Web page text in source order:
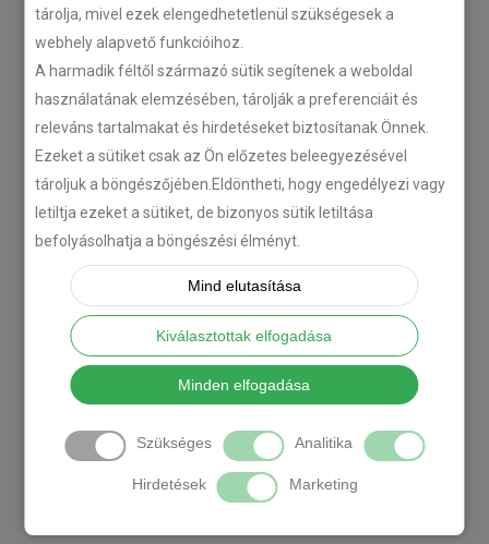
tárolja, mivel ezek elengedhetetlenül szükségesek a
webhely alapvető funkcióihoz.
A harmadik féltől származó sütik segítenek a weboldal
használatának elemzésében, tárolják a preferenciáit és
releváns tartalmakat és hirdetéseket biztosítanak Önnek.
Ezeket a sütiket csak az Ön előzetes beleegyezésével
tároljuk a böngészőjében.Eldöntheti, hogy engedélyezi vagy
letiltja ezeket a sütiket, de bizonyos sütik letiltása
befolyásolhatja a böngészési élményt.
Mind elutasítása
Kiválasztottak elfogadása
Minden elfogadása
Szükséges Analitika
Hirdetések Marketing